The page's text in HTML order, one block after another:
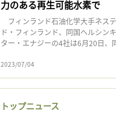
力のある再生可能水素で
フィンランド石油化学大手ネス
ド・フィンランド、同国ヘルシン
ター・エナジーの4社は6月20日、
2023/07/04
トップニュース